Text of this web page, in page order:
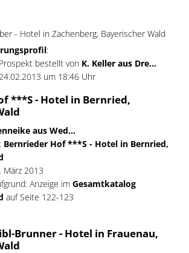
- Hotel in Zachenberg, Bayerischer Wald
:
bestellt von K. Keller aus Dre...
um 18:46 Uhr
***S - Hotel in Bernried,
aus Wed...
Bernrieder Hof ***S - Hotel in Bernried,
März 2013
Anzeige im Gesamtkatalog
auf Seite 122-123
Brunner - Hotel in Frauenau,